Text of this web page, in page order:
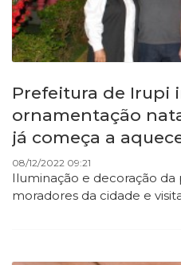
Prefeitura de Irupi
ornamentação
já começa a
08/12/2022 09:21
Iluminação e decoração da
moradores da cidade e